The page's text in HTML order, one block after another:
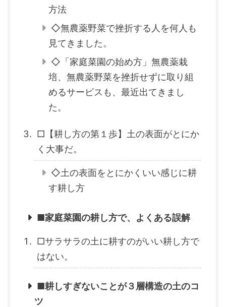
方法
◇無農薬野菜で挫折する人を何人も
見てきました。
◇「家庭菜園の始め方」無農薬栽
培、無農薬野菜を挫折せずに取り組
めるサービスも、最近出てきまし
た。
□【耕し方の第１歩】土の表面がとにか
く大事だ。
◇土の表面をとにかくいい感じに耕
す耕し方
■家庭菜園の耕し方で、よくある誤解
□サラサラの土に耕すのがいい耕し方で
はない。
■耕しすぎないことが３層構造の土のコ
ツ